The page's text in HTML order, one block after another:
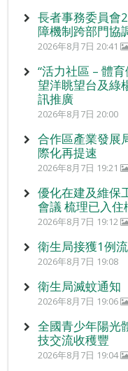
長者事務委員會
障機制跨部門協
2026年8月7日 20:41
“活力社區 – 體
望洋眺望台及綠
訊推廣
2026年8月7日 20:00
合作區產業發展
際化再提速
2026年8月7日 19:21
優化在建及維保
會議 梳理已入
2026年8月7日 19:12
衛生局接獲1例
2026年8月7日 19:08
衛生局滅蚊通知
2026年8月7日 19:06
全國青少年陽光
技交流收穫豐
2026年8月7日 19:04